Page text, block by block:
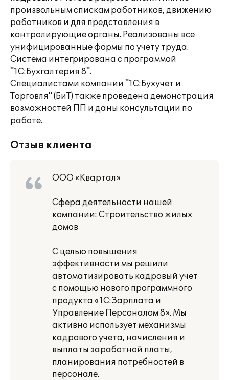
произвольным спискам работников, движению
работников и для представления в
контролирующие органы. Реализованы все
унифицированные формы по учету труда.
Система интегрирована с программой
"1С:Бухгалтерия 8".
Специалистами компании "1С:Бухучет и
Торговля" (БиТ) также проведена демонстрация
возможностей ПП и даны консультации по
работе.
Отзыв клиента
ООО «Квартал»
Сфера деятельности нашей
компании: Строительство жилых
домов
С целью повышения
эффективности мы решили
автоматизировать кадровый учет
с помощью нового программного
продукта «1С:Зарплата и
Управление Персоналом 8». Мы
активно использует механизмы
кадрового учета, начисления и
выплаты заработной платы,
планирования потребностей в
персонале.